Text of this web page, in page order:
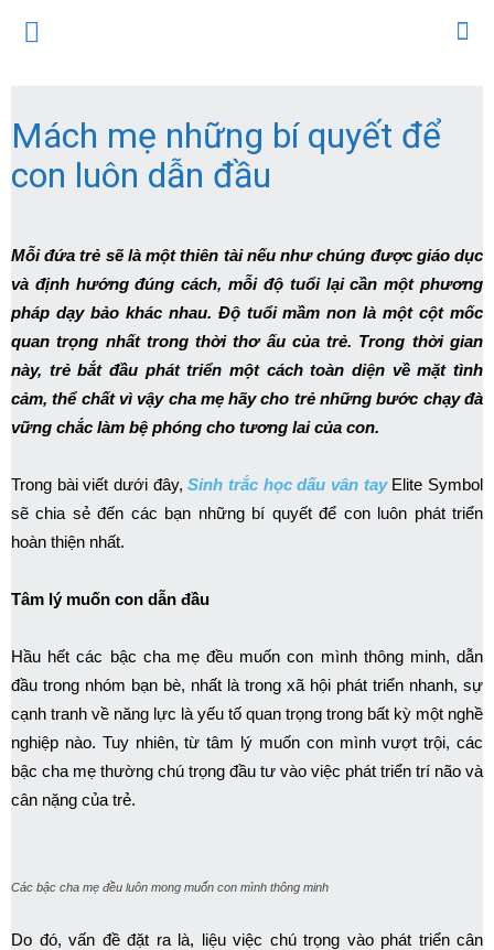
Mách mẹ những bí quyết để
con luôn dẫn đầu
Mỗi đứa trẻ sẽ là một thiên tài nếu như chúng được giáo dục
và định hướng đúng cách, mỗi độ tuổi lại cần một phương
pháp dạy bảo khác nhau. Độ tuổi mầm non là một cột mốc
quan trọng nhất trong thời thơ ấu của trẻ. Trong thời gian
này, trẻ bắt đầu phát triển một cách toàn diện về mặt tình
cảm, thể chất vì vậy cha mẹ hãy cho trẻ những bước chạy đà
vững chắc làm bệ phóng cho tương lai của con.
Trong bài viết dưới đây,Sinh trắc học dấu vân tayElite Symbol
sẽ chia sẻ đến các bạn những bí quyết để con luôn phát triển
hoàn thiện nhất.
Tâm lý muốn con dẫn đầu
Hầu hết các bậc cha mẹ đều muốn con mình thông minh, dẫn
đầu trong nhóm bạn bè, nhất là trong xã hội phát triển nhanh, sự
cạnh tranh về năng lực là yếu tố quan trọng trong bất kỳ một nghề
nghiệp nào. Tuy nhiên, từ tâm lý muốn con mình vượt trội, các
bậc cha mẹ thường chú trọng đầu tư vào việc phát triển trí não và
cân nặng của trẻ.
Các bậc cha mẹ đều luôn mong muốn con mình thông minh
Do đó, vấn đề đặt ra là, liệu việc chú trọng vào phát triển cân